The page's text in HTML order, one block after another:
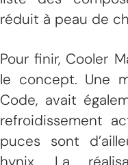
réduit à peau de
Pour finir, Cooler
le concept. Une
Code, avait
refroidissement
puces sont